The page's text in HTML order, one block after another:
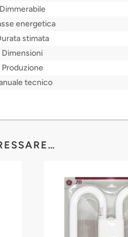
Dimmerabile
energetica
stimata
Dimensioni
Produzione
tecnico